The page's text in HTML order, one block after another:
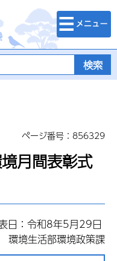
検索・メニュ
ー
ページ番号：856329
月間表彰式
日：令和8年5月29日
環境生活部環境政策課